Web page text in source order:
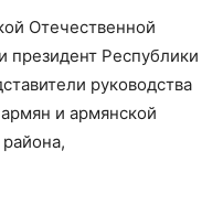
Отечественной
Республики
руководства
и армянской